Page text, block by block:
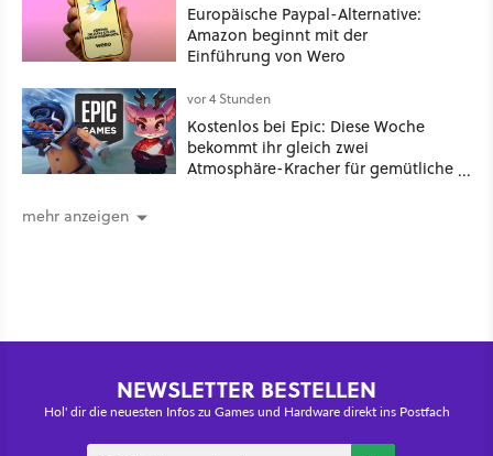
Europäische Paypal-Alternative:
Amazon beginnt mit der
Einführung von Wero
vor 4 Stunden
Kostenlos bei Epic: Diese Woche
bekommt ihr gleich zwei
Atmosphäre-Kracher für gemütliche
mehr anzeigen
NEWSLETTER BESTELLEN
Hol' dir die neuesten Infos zu Games und Hardware direkt ins Postfach